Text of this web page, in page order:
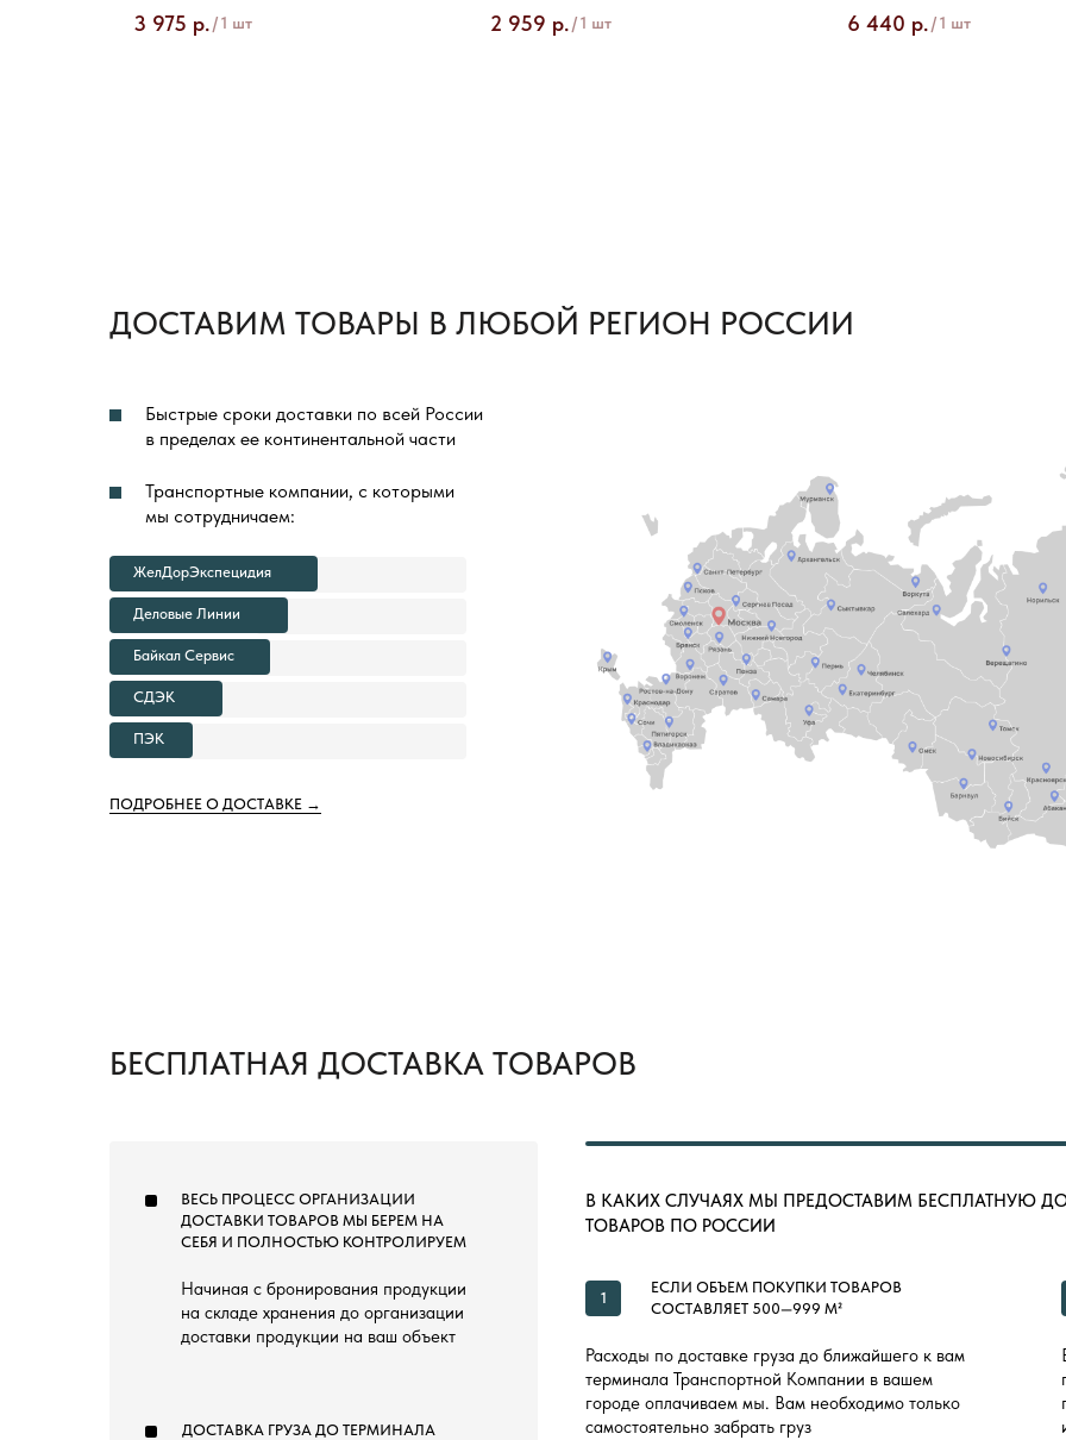
3 975 р./1 шт 2 959 р./1 шт 6 440 р./1 шт
ДОСТАВИМ ТОВАРЫ В ЛЮБОЙ РЕГИОН РОССИИ
Быстрые сроки доставки по всей России
в пределах ее континентальной части
Транспортные компании, с которыми
мы сотрудничаем:
ЖелДорЭкспецидия
Деловые Линии
Байкал Сервис
СДЭК
ПЭК
ПОДРОБНЕЕ О ДОСТАВКЕ →
БЕСПЛАТНАЯ ДОСТАВКА ТОВАРОВ
ВЕСЬ ПРОЦЕСС ОРГАНИЗАЦИИ
ДОСТАВКИ ТОВАРОВ МЫ БЕРЕМ НА
СЕБЯ И ПОЛНОСТЬЮ КОНТРОЛИРУЕМ
Начиная с бронирования продукции
на складе хранения до организации
доставки продукции на ваш объект
Расходы по доставке груза до ближайшего к вам
терминала Транспортной Компании в вашем
городе оплачиваем мы. Вам необходимо только
самостоятельно забрать груз
ДОСТАВКА ГРУЗА ДО ТЕРМИНАЛА
1
В КАКИХ СЛУЧАЯХ МЫ ПРЕДОСТАВИМ БЕСПЛАТНУЮ
ТОВАРОВ ПО РОССИИ
ЕСЛИ ОБЪЕМ ПОКУПКИ ТОВАРОВ
СОСТАВЛЯЕТ 500—999 М²